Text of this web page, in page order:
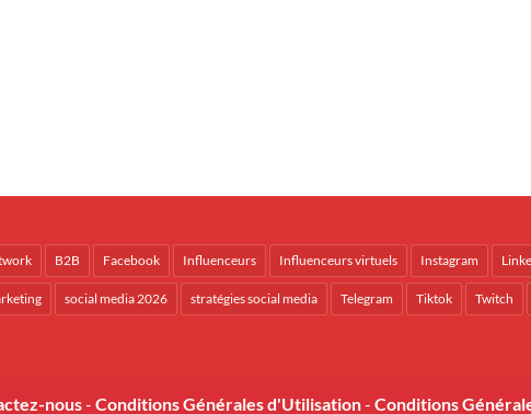
B2B Facebook Influenceurs Influenceurs virtuels Instagram
social media 2026 stratégies social media Telegram Tiktok Twitch
nous- Conditions Générales d'Utilisation- Conditions